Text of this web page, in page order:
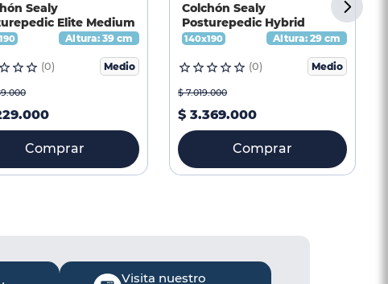
Sealy
Elite Medium
Altura: 39 cm
(0) Medio
.000
.000
Comprar
Colchón Sealy
Posturepedic Hybrid
140x190 Altura: 29 cm
(0) Medio
$ 7.019.000
$ 3.369.000
Comprar
Visita nuestro